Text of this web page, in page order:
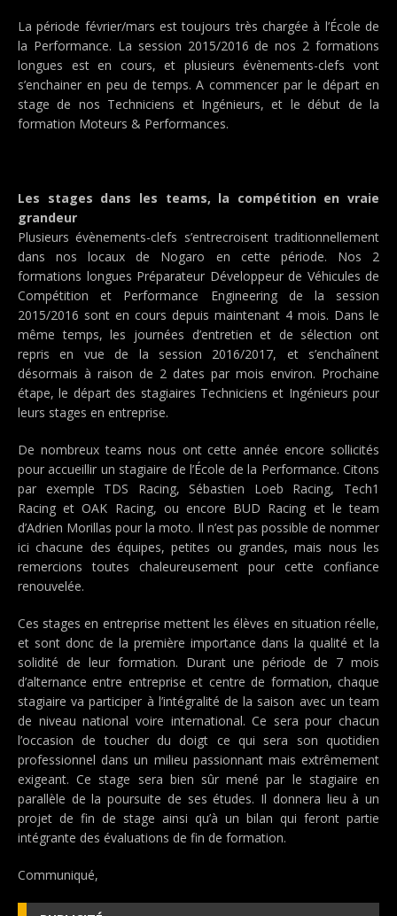
La période février/mars est toujours très chargée à l’École de
la Performance. La session 2015/2016 de nos 2 formations
longues est en cours, et plusieurs évènements-clefs vont
s’enchainer en peu de temps. A commencer par le départ en
stage de nos Techniciens et Ingénieurs, et le début de la
formation Moteurs & Performances.
Les stages dans les teams, la compétition en vraie
grandeur
Plusieurs évènements-clefs s’entrecroisent traditionnellement
dans nos locaux de Nogaro en cette période. Nos 2
formations longues Préparateur Développeur de Véhicules de
Compétition et Performance Engineering de la session
2015/2016 sont en cours depuis maintenant 4 mois. Dans le
même temps, les journées d’entretien et de sélection ont
repris en vue de la session 2016/2017, et s’enchaînent
désormais à raison de 2 dates par mois environ. Prochaine
étape, le départ des stagiaires Techniciens et Ingénieurs pour
leurs stages en entreprise.
De nombreux teams nous ont cette année encore sollicités
pour accueillir un stagiaire de l’École de la Performance. Citons
par exemple TDS Racing, Sébastien Loeb Racing, Tech1
Racing et OAK Racing, ou encore BUD Racing et le team
d’Adrien Morillas pour la moto. Il n’est pas possible de nommer
ici chacune des équipes, petites ou grandes, mais nous les
remercions toutes chaleureusement pour cette confiance
renouvelée.
Ces stages en entreprise mettent les élèves en situation réelle,
et sont donc de la première importance dans la qualité et la
solidité de leur formation. Durant une période de 7 mois
d’alternance entre entreprise et centre de formation, chaque
stagiaire va participer à l’intégralité de la saison avec un team
de niveau national voire international. Ce sera pour chacun
l’occasion de toucher du doigt ce qui sera son quotidien
professionnel dans un milieu passionnant mais extrêmement
exigeant. Ce stage sera bien sûr mené par le stagiaire en
parallèle de la poursuite de ses études. Il donnera lieu à un
projet de fin de stage ainsi qu’à un bilan qui feront partie
intégrante des évaluations de fin de formation.
Communiqué,